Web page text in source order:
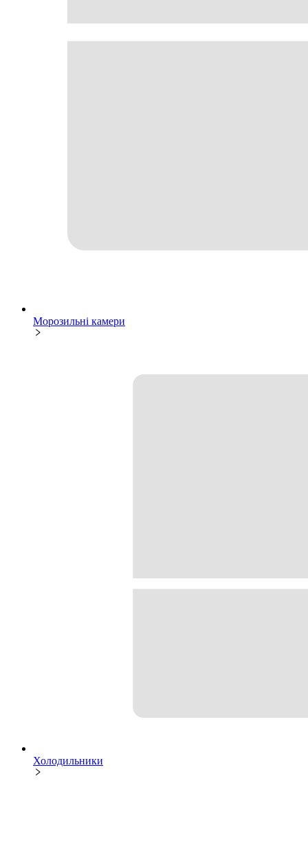
Морозильні камери
Холодильники